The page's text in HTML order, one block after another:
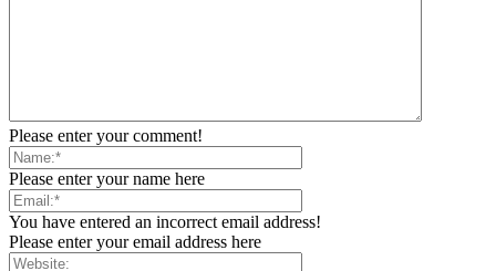
Please enter your comment!
Please enter your name here
You have entered an incorrect email address!
Please enter your email address here